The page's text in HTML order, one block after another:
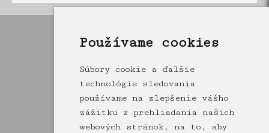
Používame cookies
Súbory cookie a ďalšie
technológie sledovania
používame na zlepšenie vášho
zážitku z prehliadania našich
webových stránok, na to, aby